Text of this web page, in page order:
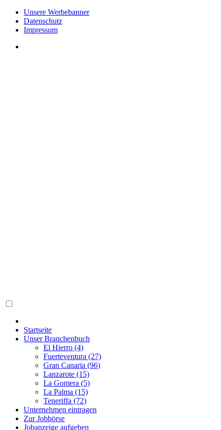
Unsere Werbebanner
Datenschutz
Impressum
Startseite
Unser Branchenbuch
El Hierro (4)
Fuerteventura (27)
Gran Canaria (96)
Lanzarote (15)
La Gomera (5)
La Palma (15)
Teneriffa (72)
Unternehmen eintragen
Zur Jobbörse
Jobanzeige aufgeben